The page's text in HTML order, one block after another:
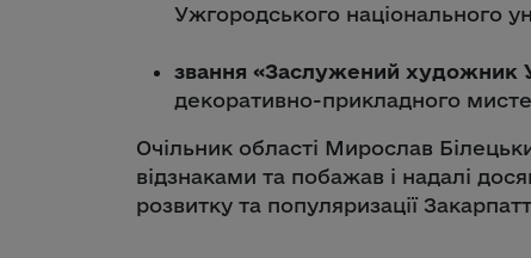
Ужгородського національного
звання «Заслужений художник
декоративно-прикладного
Очільник області Мирослав
відзнаками та побажав і надалі
розвитку та популяризації